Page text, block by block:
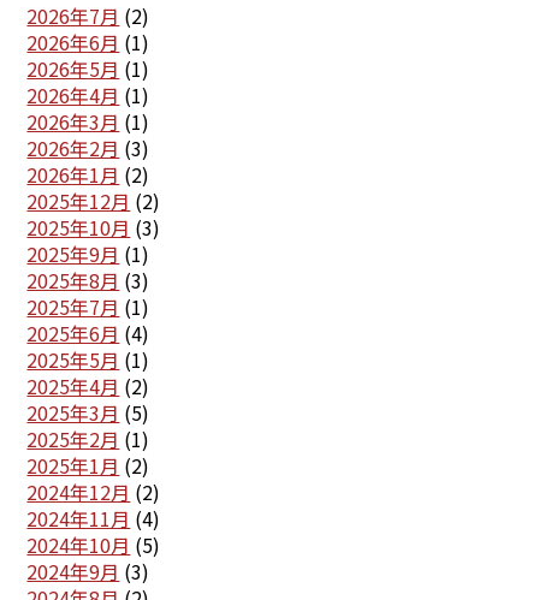
2026年7月 (2)
2026年6月 (1)
2026年5月 (1)
2026年4月 (1)
2026年3月 (1)
2026年2月 (3)
2026年1月 (2)
2025年12月 (2)
2025年10月 (3)
2025年9月 (1)
2025年8月 (3)
2025年7月 (1)
2025年6月 (4)
2025年5月 (1)
2025年4月 (2)
2025年3月 (5)
2025年2月 (1)
2025年1月 (2)
2024年12月 (2)
2024年11月 (4)
2024年10月 (5)
2024年9月 (3)